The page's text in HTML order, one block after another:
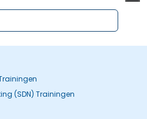
(SDN) Trainingen